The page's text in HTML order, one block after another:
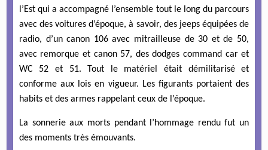
l’Est qui a accompagné l’ensemble tout le long du parcours
avec des voitures d’époque, à savoir, des jeeps équipées de
radio, d’un canon 106 avec mitrailleuse de 30 et de 50,
avec remorque et canon 57, des dodges command car et
WC 52 et 51. Tout le matériel était démilitarisé et
conforme aux lois en vigueur. Les figurants portaient des
habits et des armes rappelant ceux de l’époque.
La sonnerie aux morts pendant l’hommage rendu fut un
des moments très émouvants.